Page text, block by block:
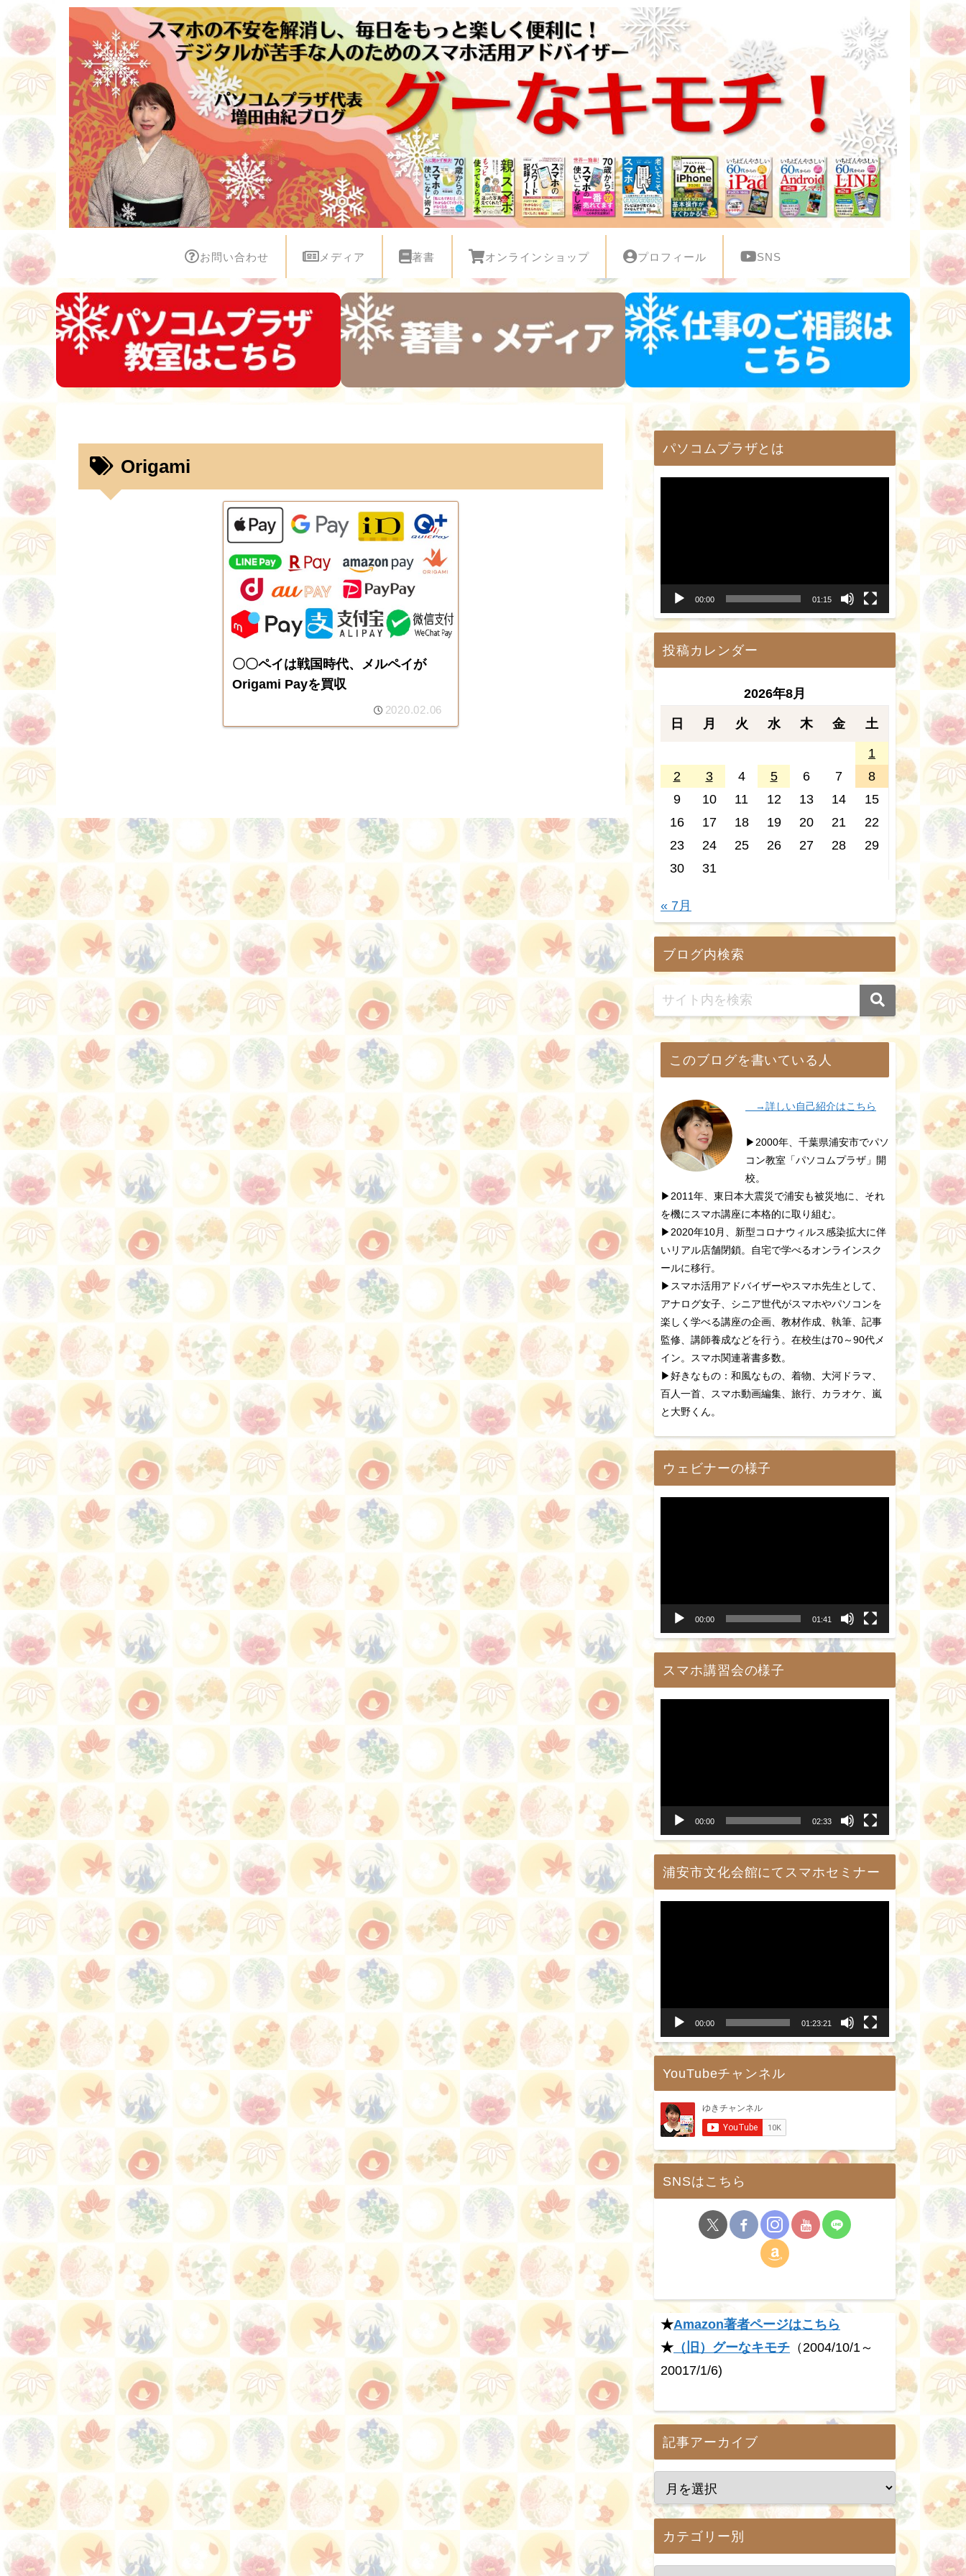
お問い合わせ メディア 著書 オンラインショップ プロフィール SNS
Origami
〇〇ペイは戦国時代、メルペイが
Origami Payを買収
2020.02.06
パソコムプラザとは
ー
00:00 01:15
投稿カレンダー
2026年8月
日 月 火 水 木 金 土
1
2
3 4 5 6 7
8
9
10 11 12 13 14
15
16
17 18 19 20 21
22
23
24 25 26 27 28
29
30
31
« 7月
ブログ内検索
このブログを書いている人
→詳しい自己紹介はこちら
▶2000年、千葉県浦安市でパソ
コン教室「パソコムプラザ」開
校。
▶2011年、東日本大震災で浦安も被災地に、それ
を機にスマホ講座に本格的に取り組む。
▶2020年10月、新型コロナウィルス感染拡大に伴
いリアル店舗閉鎖。自宅で学べるオンラインスク
ールに移行。
▶スマホ活用アドバイザーやスマホ先生として、
アナログ女子、シニア世代がスマホやパソコンを
楽しく学べる講座の企画、教材作成、執筆、記事
監修、講師養成などを行う。在校生は70～90代メ
イン。スマホ関連著書多数。
▶好きなもの：和風なもの、着物、大河ドラマ、
百人一首、スマホ動画編集、旅行、カラオケ、嵐
と大野くん。
ウェビナーの様子
00:00 01:41
スマホ講習会の様子
00:00 02:33
浦安市文化会館にてスマホセミナー
ー
00:00 01:23:21
YouTubeチャンネル
SNSはこちら
★Amazon著者ページはこちら
★ （旧）グーなキモチ （2004/10/1～
20017/1/6)
記事アーカイブ
カテゴリー別